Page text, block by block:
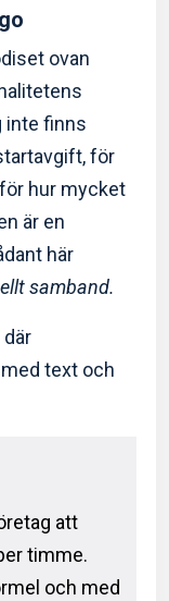
ovan
inte finns
för
hur mycket
är en
här
samband.
text och
att
timme.
och med